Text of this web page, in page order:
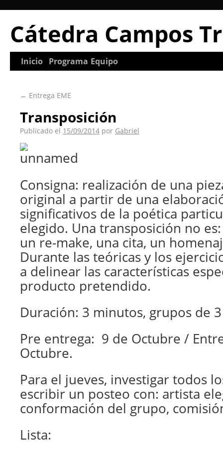
Cátedra Campos
Inicio Programa Equipo
← Entrega EME
Transposición
Publicado el 15/09/2014 por Gabriel
Consigna: realización de una
original a partir de una
significativos de la poética
elegido. Una transposición no
un re-make, una cita, un
Durante las teóricas y los
a delinear las características
producto pretendido.
Duración: 3 minutos, grupos de 3
Pre entrega: 9 de Octubre /
Octubre.
Para el jueves, investigar todos
escribir un posteo con: artista
conformación del grupo,
Lista: